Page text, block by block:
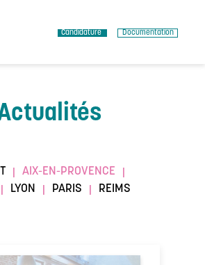
Candidature Documentation
AIX-EN-PROVENCE
LYON PARIS REIMS